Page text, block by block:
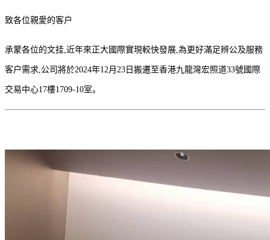
致各位親愛的客户
承蒙各位的文挂,近年來正大國際實現較快發展,為更好滿足辨公及服務
客户需求,公司將於2024年12月23日搬遷至香港九龍灣宏照道33號國際
交易中心17樓1709-10室。